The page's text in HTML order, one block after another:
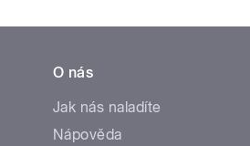
O nás
Jak nás naladíte
Nápověda